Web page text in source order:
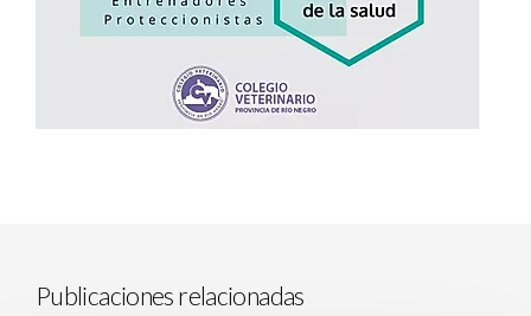
Publicaciones relacionadas